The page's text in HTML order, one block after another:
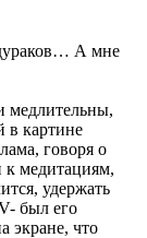
А мне
медлительны,
в картине
говоря о
к медитациям,
удержать
был его
экране, что